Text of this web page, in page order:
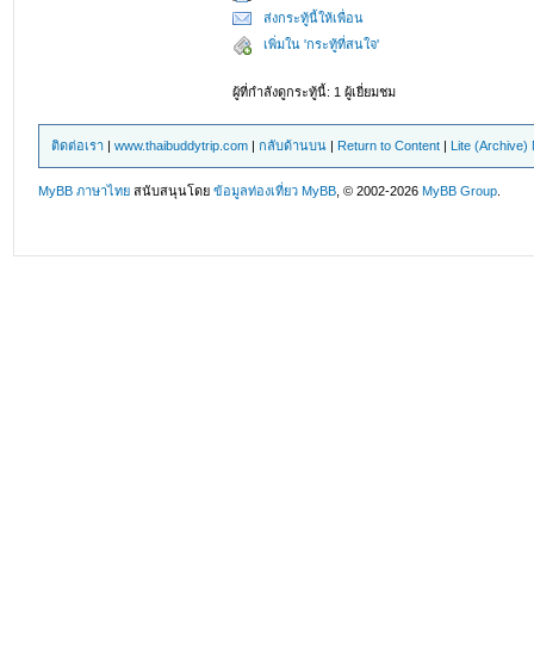
ส่งกระทู้นี้ให้เพื่อน
เพิ่มใน 'กระทู้ที่สนใจ'
ผู้ที่กำลังดูกระทู้นี้: 1 ผู้เยี่ยมชม
ติดต่อเรา |www.thaibuddytrip.com |กลับด้านบน | Return to Content | Lite (Archive)
MyBB ภาษาไทย สนับสนุนโดยข้อมูลท่องเที่ยว MyBB , © 2002-2026MyBB Group